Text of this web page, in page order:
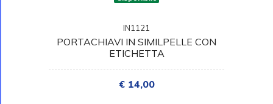
IN1121
PORTACHIAVI IN SIMILPELLE CON
ETICHETTA
€ 14,00